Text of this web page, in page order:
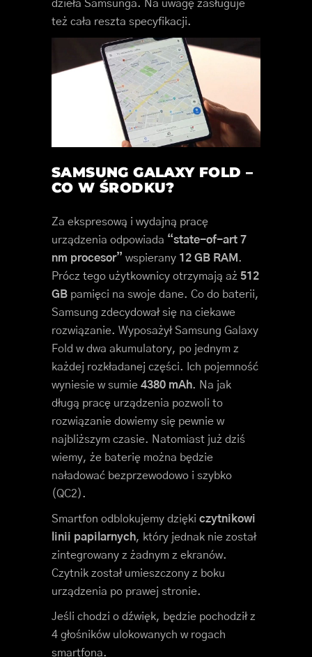
dzieła Samsunga. Na uwagę zasługuje
też cała reszta specyfikacji.
SAMSUNG GALAXY FOLD –
CO W ŚRODKU?
Za ekspresową i wydajną pracę
urządzenia odpowiada “state-of-art 7
nm procesor” wspierany 12 GB RAM .
Prócz tego użytkownicy otrzymają aż 512
GB pamięci na swoje dane. Co do baterii,
Samsung zdecydował się na ciekawe
rozwiązanie. Wyposażył Samsung Galaxy
Fold w dwa akumulatory, po jednym z
każdej rozkładanej części. Ich pojemność
wyniesie w sumie 4380 mAh. Na jak
długą pracę urządzenia pozwoli to
rozwiązanie dowiemy się pewnie w
najbliższym czasie. Natomiast już dziś
wiemy, że baterię można będzie
naładować bezprzewodowo i szybko
(QC2).
Smartfon odblokujemy dzięki czytnikowi
linii papilarnych, który jednak nie został
zintegrowany z żadnym z ekranów.
Czytnik został umieszczony z boku
urządzenia po prawej stronie.
Jeśli chodzi o dźwięk, będzie pochodził z
4 głośników ulokowanych w rogach
smartfona.